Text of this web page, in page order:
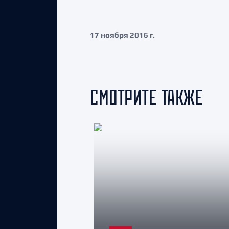
17 ноября 2016 г.
СМОТРИТЕ ТАКЖЕ